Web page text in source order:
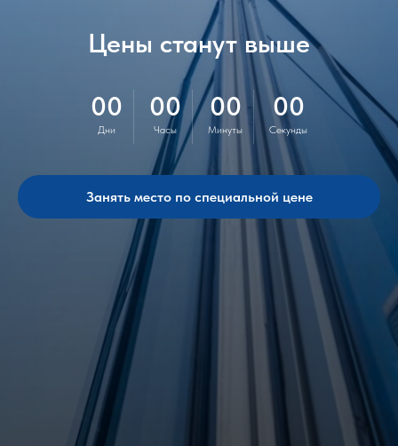
Цены станут выше
00
Дни
00
Часы
00
Минуты
00
Секунды
Занять место по специальной цене